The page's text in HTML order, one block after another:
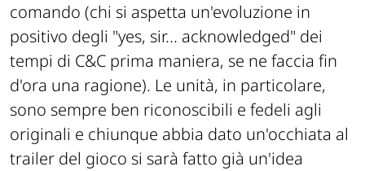
comando (chi si aspetta un'evoluzione in
positivo degli "yes, sir... acknowledged" dei
tempi di C&C prima maniera, se ne faccia fin
d'ora una ragione). Le unità, in particolare,
sono sempre ben riconoscibili e fedeli agli
originali e chiunque abbia dato un'occhiata al
trailer del gioco si sarà fatto già un'idea